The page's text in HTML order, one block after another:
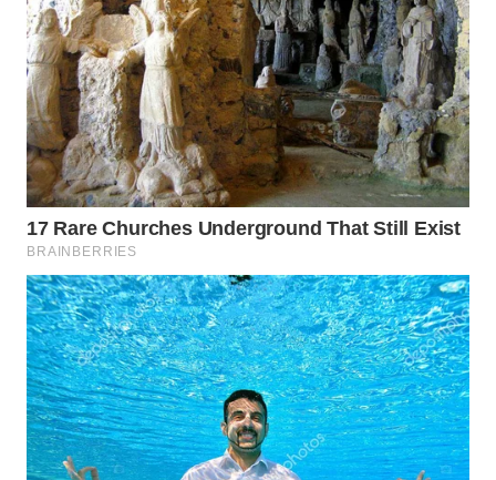
WN
TANGERANG
WN
BINJAI
WN
CIREBON
WN
INDRAMAYU
WN
KUNINGAN
WN
MAJALENGKA